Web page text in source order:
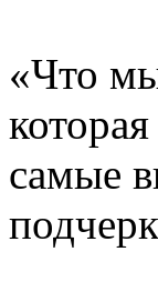
«Что
самые